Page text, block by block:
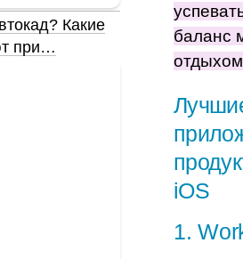
баланс
iOS
1.
Какие
при…